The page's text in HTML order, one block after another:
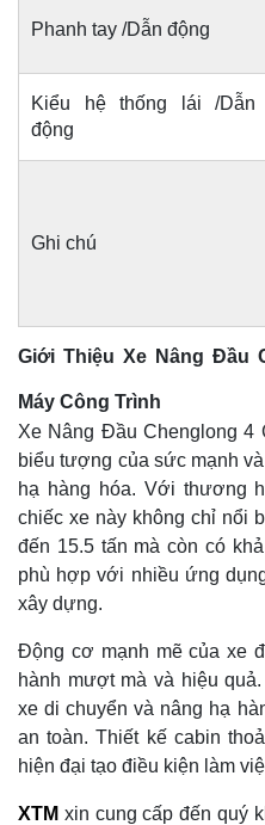
Phanh tay /Dẫn động
Kiểu hệ thống lái /Dẫn
động
Ghi chú
Giới Thiệu Xe Nâng Đầu
Máy Công Trình
Xe Nâng Đầu Chenglong 4
biểu tượng của sức mạnh
hạ hàng hóa. Với thương
chiếc xe này không chỉ nổi
đến 15.5 tấn mà còn có
phù hợp với nhiều ứng
xây dựng.
Động cơ mạnh mẽ của xe
hành mượt mà và hiệu
xe di chuyển và nâng hạ
an toàn. Thiết kế cabin
hiện đại tạo điều kiện làm
XTM xin cung cấp đến quý